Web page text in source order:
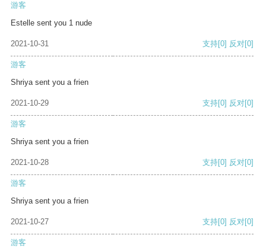
游客
Estelle sent you 1 nude
2021-10-31 支持[0] 反对[0]
游客
Shriya sent you a frien
2021-10-29 支持[0] 反对[0]
游客
Shriya sent you a frien
2021-10-28 支持[0] 反对[0]
游客
Shriya sent you a frien
2021-10-27 支持[0] 反对[0]
游客